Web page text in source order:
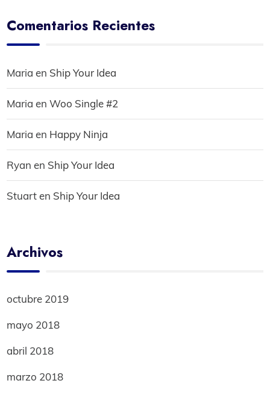
Comentarios Recientes
Maria en Ship Your Idea
Maria enWoo Single #2
Maria en Happy Ninja
Ryan en Ship Your Idea
Stuarten Ship Your Idea
Archivos
octubre 2019
mayo 2018
abril 2018
marzo 2018